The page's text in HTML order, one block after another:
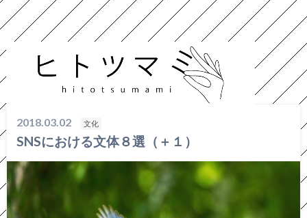
文化 SNSにおける文体８選（＋１）
2018.03.02 文化
SNSにおける文体８選（＋１）